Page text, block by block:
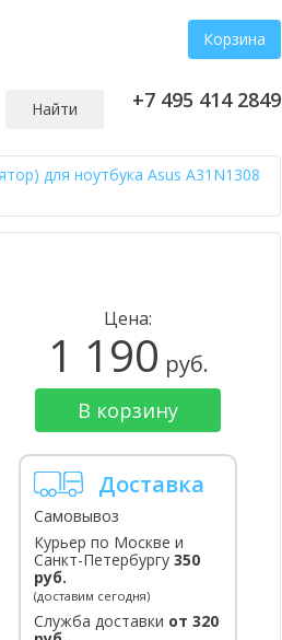
Корзина
Найти +7 495 414 2849
для ноутбука Asus A31N1308
Цена:
1 190 руб.
В корзину
Доставка
Самовывоз
Курьер по Москве и
Санкт-Петербургу 350
руб.
(доставим сегодня)
Служба доставки от 320